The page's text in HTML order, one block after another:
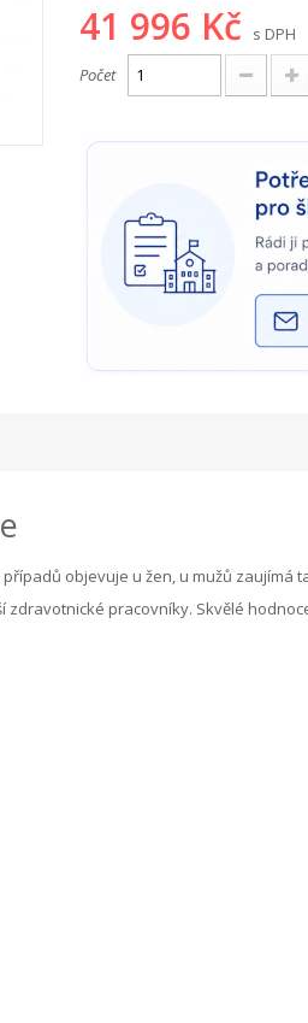
41 996 Kč
s DPH
Počet
objevuje u žen, u mužů
pracovníky. Skvělé